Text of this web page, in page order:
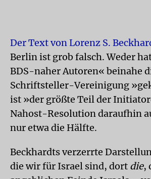
Der Text von Lorenz S.
Berlin ist grob falsch. Weder
BDS-naher Autoren« beinahe
Schriftsteller-Vereinigung
ist »der größte Teil der
Nahost-Resolution daraufhin
nur etwa die Hälfte.
Beckhardts verzerrte
die wir für Israel sind, dort die,